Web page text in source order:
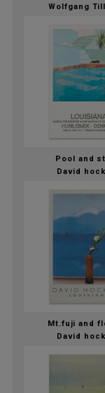
Wolfgang
Pool and
David
Mt.fuji and
David